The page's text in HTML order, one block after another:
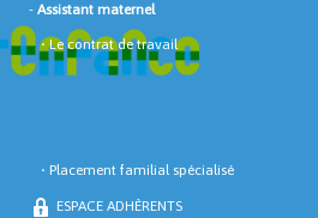
- Assistant maternel
•Le contrat de travail
• Placement familial spécialisé
ESPACE ADHÈRENTS